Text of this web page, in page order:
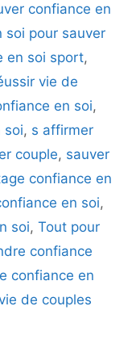
confiance en
soi pour sauver
en soi sport,
vie de
en soi,
soi, s affirmer
couple, sauver
confiance en
en soi,
soi, Tout pour
confiance
confiance en
de couples